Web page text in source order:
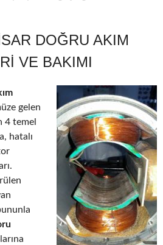
DOĞRU AKIM
VE BAKIMI
gelen
4 temel
hatalı